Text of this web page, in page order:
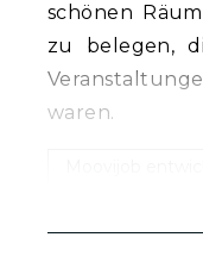
schönen
zu belegen,
waren.